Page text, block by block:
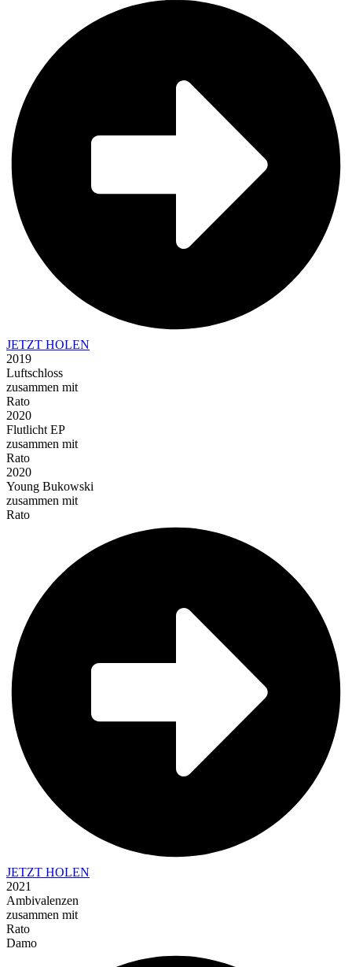
JETZT HOLEN
2019
Luftschloss
zusammen mit
Rato
2020
Flutlicht EP
zusammen mit
Rato
2020
Young Bukowski
zusammen mit
Rato
JETZT HOLEN
2021
Ambivalenzen
zusammen mit
Rato
Damo